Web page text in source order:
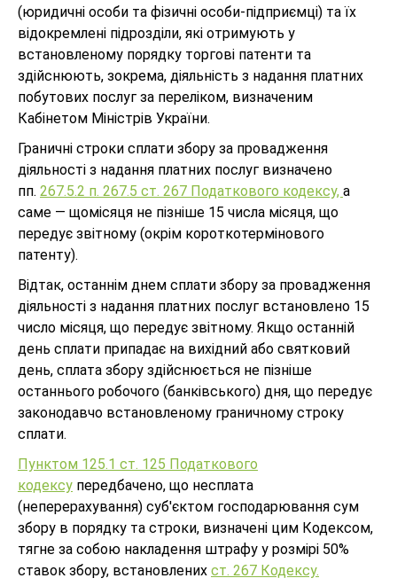
(юридичні особи та фізичні особи-підприємці) та їх
відокремлені підрозділи, які отримують у
встановленому порядку торгові патенти та
здійснюють, зокрема, діяльність з надання платних
побутових послуг за переліком, визначеним
Кабінетом Міністрів України.
Граничні строки сплати збору за провадження
діяльності з надання платних послуг визначено
пп. 267.5.2 п. 267.5 ст. 267 Податкового кодексу, а
саме — щомісяця не пізніше 15 числа місяця, що
передує звітному (окрім короткотермінового
патенту).
Відтак, останнім днем сплати збору за провадження
діяльності з надання платних послуг встановлено 15
число місяця, що передує звітному. Якщо останній
день сплати припадає на вихідний або святковий
день, сплата збору здійснюється не пізніше
останнього робочого (банківського) дня, що передує
законодавчо встановленому граничному строку
сплати.
Пунктом 125.1 ст. 125 Податкового
кодексу передбачено, що несплата
(неперерахування) суб'єктом господарювання сум
збору в порядку та строки, визначені цим Кодексом,
тягне за собою накладення штрафу у розмірі 50%
ставок збору, встановлених ст. 267 Кодексу.